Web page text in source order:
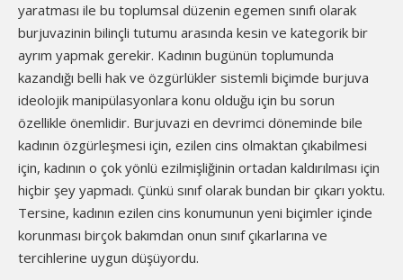
yaratması ile bu toplumsal düzenin egemen sınıfı olarak
burjuvazinin bilinçli tutumu arasında kesin ve kategorik bir
ayrım yapmak gerekir. Kadının bugünün toplumunda
kazandığı belli hak ve özgürlükler sistemli biçimde burjuva
ideolojik manipülasyonlara konu olduğu için bu sorun
özellikle önemlidir. Burjuvazi en devrimci döneminde bile
kadının özgürleşmesi için, ezilen cins olmaktan çıkabilmesi
için, kadının o çok yönlü ezilmişliğinin ortadan kaldırılması için
hiçbir şey yapmadı. Çünkü sınıf olarak bundan bir çıkarı yoktu.
Tersine, kadının ezilen cins konumunun yeni biçimler içinde
korunması birçok bakımdan onun sınıf çıkarlarına ve
tercihlerine uygun düşüyordu.